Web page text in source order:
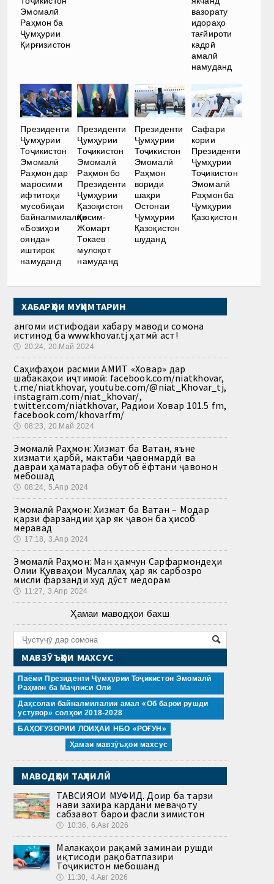
Эмомалӣ
Раҳмон ба
Ҷумҳурии
Қирғизистон
вазорату
идораҳо
тағйироти
кадрӣ
амалӣ
намуданд
Президенти
Ҷумҳурии
Тоҷикистон
Эмомалӣ
Раҳмон дар
маросими
ифтитоҳи
мусобиқаи
байналмилалии
«Бозиҳои
оянда»
иштирок
намуданд
Президенти
Ҷумҳурии
Тоҷикистон
Эмомалӣ
Раҳмон бо
Президенти
Ҷумҳурии
Қазоқистон
Қосим-
Жомарт
Токаев
мулоқот
намуданд
Президенти
Ҷумҳурии
Тоҷикистон
Эмомалӣ
Раҳмон
вориди
шаҳри
Остонаи
Ҷумҳурии
Қазоқистон
шуданд
Сафари
кории
Президенти
Ҷумҳурии
Тоҷикистон
Эмомалӣ
Раҳмон ба
Ҷумҳурии
Қазоқистон
ХАБАРҲОИ МУҲИМТАРИН
Ҳангоми истифодаи хабару маводи сомона
истинод ба www.khovar.tj ҳатмӣ аст!
🕔 20:24, 20.Май 2024
Саҳифаҳои расмии АМИТ «Ховар» дар
шабакаҳои иҷтимоӣ: facebook.com/niatkhovar,
t.me/niatkhovar, youtube.com/@niat_Khovar_tj,
instagram.com/niat_khovar/,
twitter.com/niatkhovar, Радиои Ховар 101.5 fm,
facebook.com/khovarfm/
🕔 08:23, 20.Май 2024
Эмомалӣ Раҳмон: Хизмат ба Ватан, яъне
хизмати ҳарбӣ, мактаби ҷавонмардӣ ва
давраи ҳаматарафа обутоб ёфтани ҷавонон
мебошад
🕔 08:24, 5.Апр 2024
Эмомалӣ Раҳмон: Хизмат ба Ватан – Модар
қарзи фарзандии ҳар як ҷавон ба ҳисоб
меравад
🕔 17:18, 3.Апр 2024
Эмомалӣ Раҳмон: Ман ҳамчун Сарфармондеҳи
Олии Қувваҳои Мусаллаҳ ҳар як сарбозро
мисли фарзанди худ дӯст медорам
🕔 11:27, 3.Апр 2024
Ҳамаи маводҳои бахш
МАВЗӮЪҲОИ МАХСУС
Паёми Президенти Ҷумҳурии Тоҷикистон Эмомалӣ
Раҳмон ба Маҷлиси Олӣ
Даҳсолаи байналмилалии амал «Об барои рушди
устувор» солҳои 2018-2028
БАҲОГУЗОРИИ ЛОИҲАИ НБО «РОҒУН»
Ҳамаи мавзӯъҳои махсус
МАВОДҲОИ ТАҲЛИЛӢ
ТАВСИЯҲОИ МУФИД. Доир ба тарзи
нави захира кардани меваҷоту
сабзавот барои фасли зимистон
🕔 10:36, 6.Авг 2026
Малакаҳои рақамӣ заминаи рушди
иқтисоди рақобатпазири
Тоҷикистон мебошанд
🕔 11:30, 4.Авг 2026